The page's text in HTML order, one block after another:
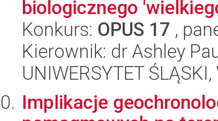
biologicznego
Konkurs: OPUS 17 ,
Kierownik: dr Ashley
UNIWERSYTET
Implikacje